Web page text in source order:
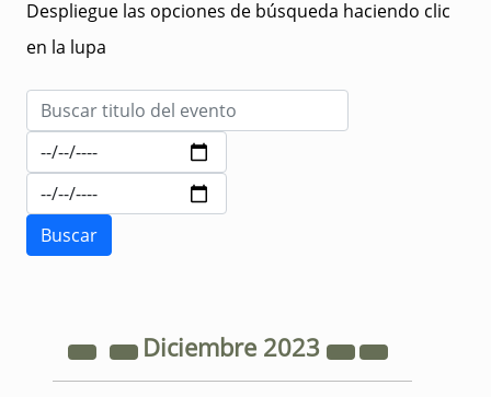
Despliegue las opciones de búsqueda haciendo clic
en la lupa
Diciembre 2023